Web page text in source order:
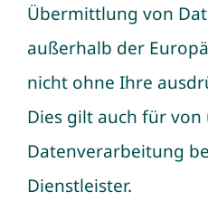
Übermittlung von
außerhalb der
nicht ohne Ihre
Dies gilt auch für von
Datenverarbeitung
Dienstleister.